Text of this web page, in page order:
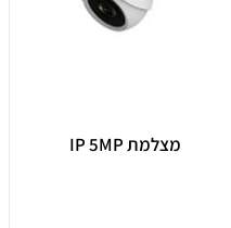
מצלמת IP 5MP